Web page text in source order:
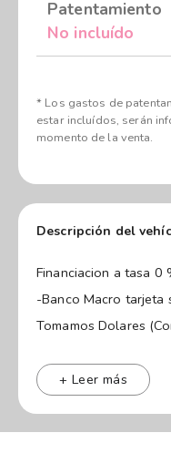
Patentamiento
No incluído
* Los gastos de
estar incluídos, serán
momento de la venta.
Descripción del
Financiacion a tasa 0
-Banco Macro tarjeta
Tomamos Dolares
Tomamos usados en
-Crédito prendarios
+ Leer más